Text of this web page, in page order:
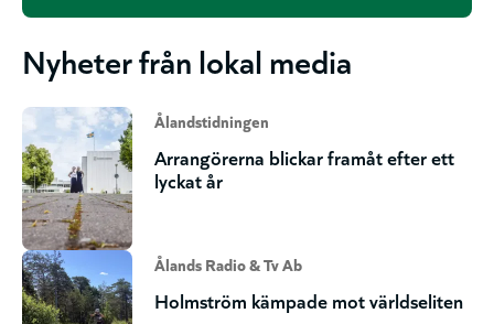
Nyheter från lokal media
Ålandstidningen
Arrangörerna blickar framåt efter ett
lyckat år
Ålands Radio & Tv Ab
Holmström kämpade mot världseliten